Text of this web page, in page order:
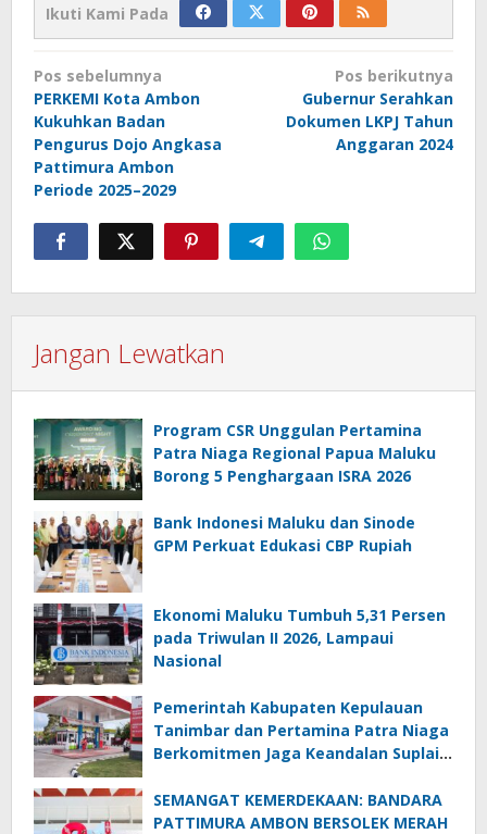
Ikuti Kami Pada
Navigasi
pos
Pos sebelumnya
PERKEMI Kota Ambon
Kukuhkan Badan
Pengurus Dojo Angkasa
Pattimura Ambon
Periode 2025–2029
Pos berikutnya
Gubernur Serahkan
Dokumen LKPJ Tahun
Anggaran 2024
Jangan Lewatkan
Program CSR Unggulan Pertamina
Patra Niaga Regional Papua Maluku
Borong 5 Penghargaan ISRA 2026
Bank Indonesi Maluku dan Sinode
GPM Perkuat Edukasi CBP Rupiah
Ekonomi Maluku Tumbuh 5,31 Persen
pada Triwulan II 2026, Lampaui
Nasional
Pemerintah Kabupaten Kepulauan
Tanimbar dan Pertamina Patra Niaga
Berkomitmen Jaga Keandalan Suplai
SEMANGAT KEMERDEKAAN: BANDARA
PATTIMURA AMBON BERSOLEK MERAH